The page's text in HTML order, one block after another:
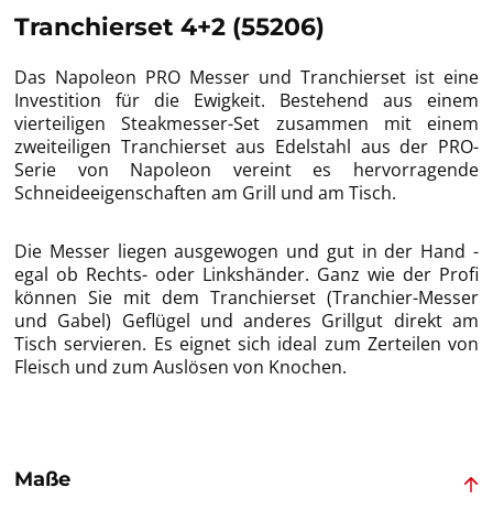
Tranchierset 4+2 (55206)
Das Napoleon PRO Messer und Tranchierset ist eine
Investition für die Ewigkeit. Bestehend aus einem
vierteiligen Steakmesser-Set zusammen mit einem
zweiteiligen Tranchierset aus Edelstahl aus der PRO-
Serie von Napoleon vereint es hervorragende
Schneideeigenschaften am Grill und am Tisch.
Die Messer liegen ausgewogen und gut in der Hand -
egal ob Rechts- oder Linkshänder. Ganz wie der Profi
können Sie mit dem Tranchierset (Tranchier-Messer
und Gabel) Geflügel und anderes Grillgut direkt am
Tisch servieren. Es eignet sich ideal zum Zerteilen von
Fleisch und zum Auslösen von Knochen.
Maße